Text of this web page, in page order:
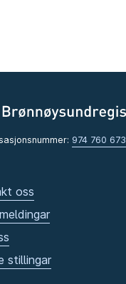
974 760 673
oss
stillingar